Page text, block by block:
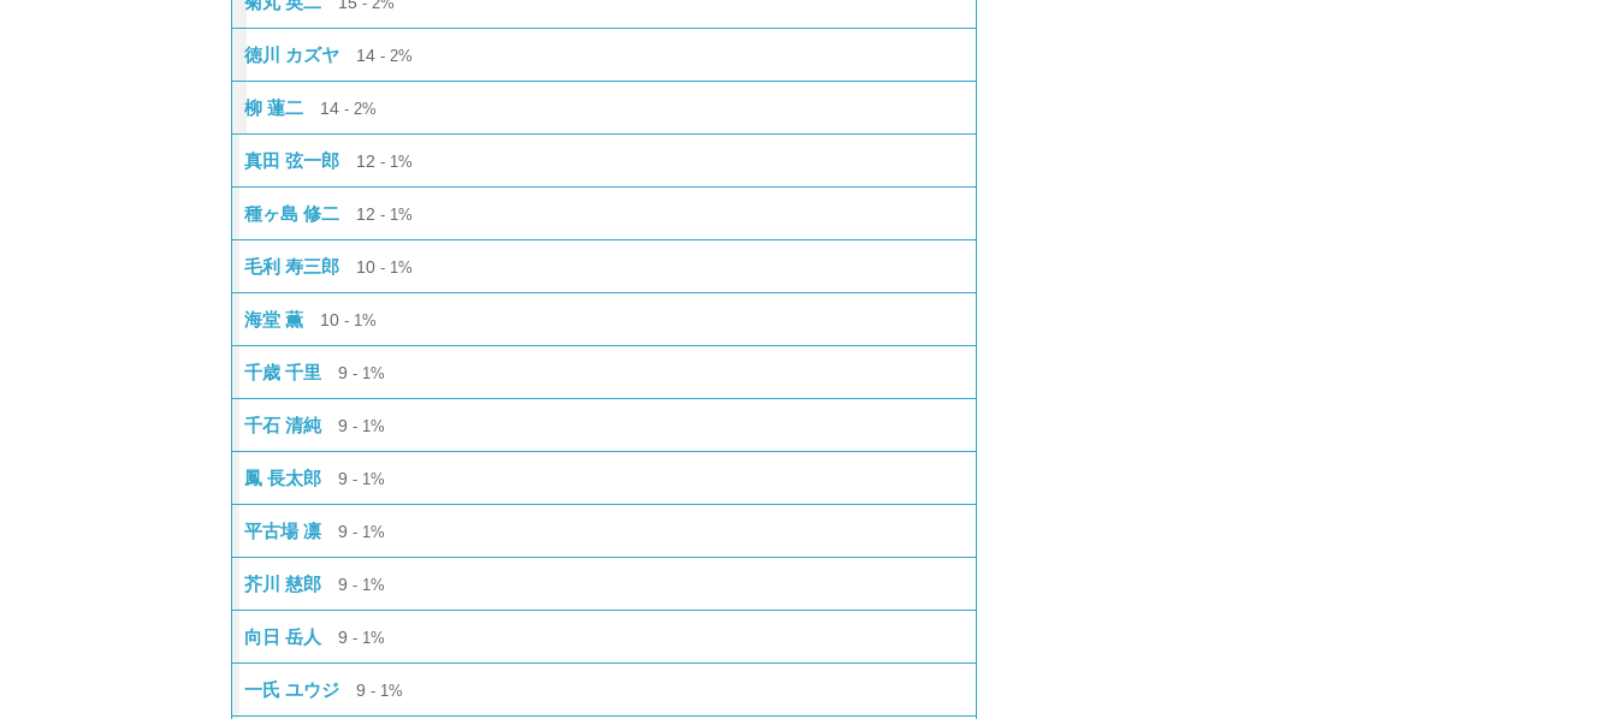
徳川 カズヤ 14 2%
柳 蓮二 14 2%
真田 弦一郎 12 1%
種ヶ島 修二 12 1%
毛利 寿三郎 10 1%
海堂 薫 10 1%
千歳 千里 9 1%
千石 清純 9 1%
鳳 長太郎 9 1%
平古場 凛 9 1%
芥川 慈郎 9 1%
向日 岳人 9 1%
一氏 ユウジ 9 1%